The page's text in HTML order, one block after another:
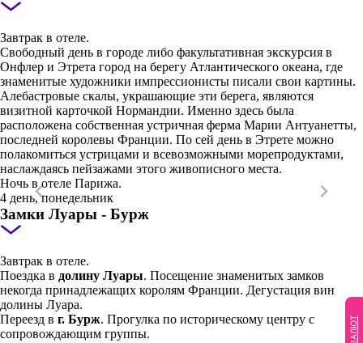
Завтрак в отеле.
Свободный день в городе либо факультативная экскурсия в
Онфлер и Этрета город на берегу Атлантического океана, где
знаменитые художники импрессионисты писали свои картины.
Алебастровые скалы, украшающие эти берега, являются
визитной карточкой Нормандии. Именно здесь была
расположена собственная устричная ферма Марии Антуанетты,
последней королевы Франции. По сей день в Этрете можно
полакомиться устрицами и всевозможными морепродуктами,
наслаждаясь пейзажами этого живописного места.
Ночь в отеле Парижа.
4 день, понедельник
Замки Луары - Бурж
Завтрак в отеле.
Поездка в долину Луары. Посещение знаменитых замков
некогда принадлежащих королям Франции. Дегустация вин
долины Луара.
Переезд в г. Бурж. Прогулка по историческому центру с
сопровождающим группы.